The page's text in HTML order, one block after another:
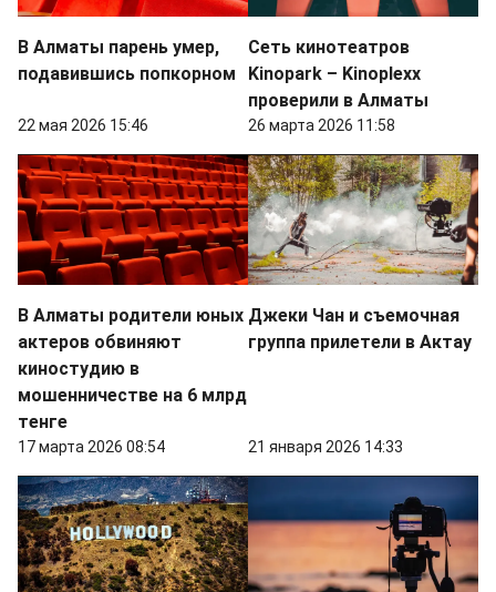
В Алматы парень умер,
подавившись попкорном
22 мая 2026 15:46
Сеть кинотеатров
Kinopark – Kinoplexх
проверили в Алматы
26 марта 2026 11:58
В Алматы родители юных
актеров обвиняют
киностудию в
мошенничестве на 6 млрд
тенге
17 марта 2026 08:54
Джеки Чан и съемочная
группа прилетели в Актау
21 января 2026 14:33